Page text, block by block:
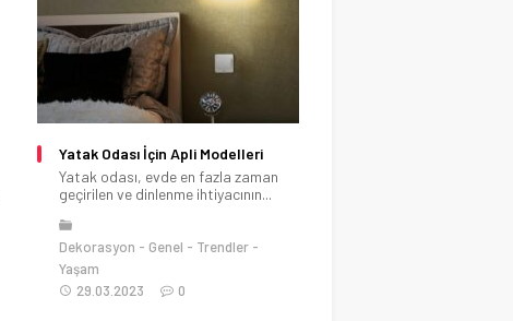
Yatak Odası İçin Apli Modelleri
Yatak odası, evde en fazla zaman
geçirilen ve dinlenme ihtiyacının...
Dekorasyon Genel
Trendler
Yaşam
29.03.2023
0